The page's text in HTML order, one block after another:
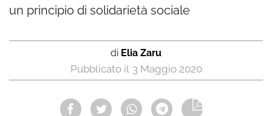
un principio di solidarietà sociale
di Elia Zaru
3 Maggio 2020